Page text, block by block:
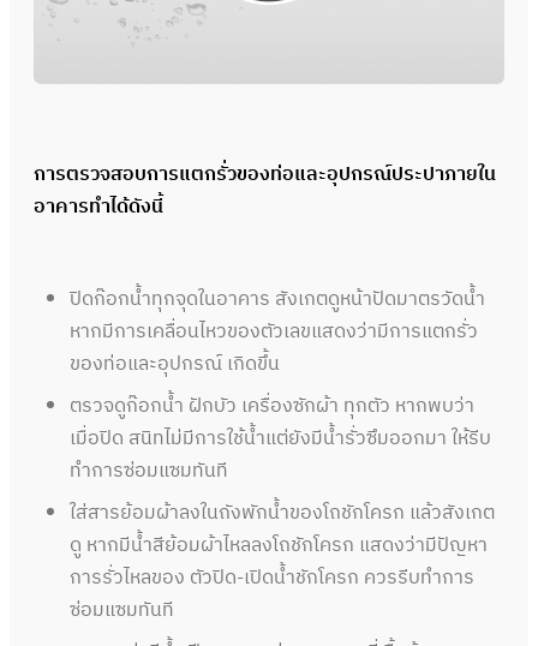
การตรวจสอบการแตกรั่วของท่อและอุปกรณ์ประปาภายใน
อาคารทำได้ดังนี้
ปิดก๊อกน้ำทุกจุดในอาคาร สังเกตดูหน้าปัดมาตรวัดน้ำ
หากมีการเคลื่อนไหวของตัวเลขแสดงว่ามีการแตกรั่ว
ของท่อและอุปกรณ์ เกิดขึ้น
ตรวจดูก๊อกน้ำ ฝักบัว เครื่องซักผ้า ทุกตัว หากพบว่า
เมื่อปิด สนิทไม่มีการใช้น้ำแต่ยังมีน้ำรั่วซึมออกมา ให้รีบ
ทำการซ่อมแซมทันที
ใส่สารย้อมผ้าลงในถังพักน้ำของโถชักโครก แล้วสังเกต
ดู หากมีน้ำสีย้อมผ้าไหลลงโถชักโครก แสดงว่ามีปัญหา
การรั่วไหลของ ตัวปิด-เปิดน้ำชักโครก ควรรีบทำการ
ซ่อมแซมทันที